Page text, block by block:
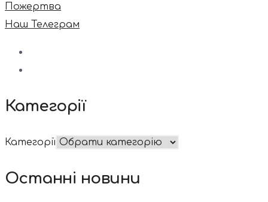
Пожертва
Наш Телеграм
Категорії
Категорії
Останні новини